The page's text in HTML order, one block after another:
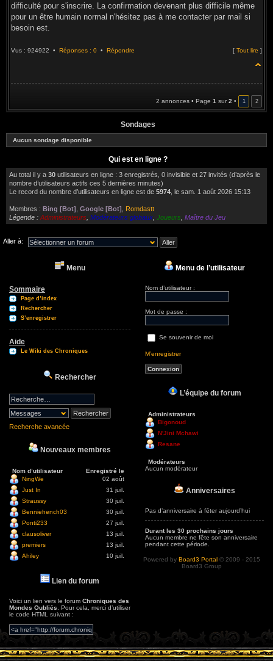
difficulté pour s'inscrire. La confirmation devenant plus difficile même
pour un être humain normal n'hésitez pas à me contacter par mail si
besoin est.
Vus : 924922 • Réponses : 0 • Répondre [ Tout lire ]
2 annonces • Page 1 sur2 • 1 2
Sondages
Aucun sondage disponible
Qui est en ligne ?
Au total il y a 30 utilisateurs en ligne : 3 enregistrés, 0 invisible et 27 invités (d’après le
nombre d’utilisateurs actifs ces 5 dernières minutes)
Le record du nombre d’utilisateurs en ligne est de 5974 , le sam. 1 août 2026 15:13
Membres : Bing [Bot] Google [Bot]
Romdastt
Légende : Administrateurs Modérateurs globaux Joueurs Maître du Jeu
Aller à:
Menu
Sommaire
Page d’index
Rechercher
S’enregistrer
Aide
Le Wiki des Chroniques
Rechercher
Recherche avancée
Nouveaux membres
Nom d’utilisateur
Enregistré le
NingWe
02 août
Just In
31 juil.
Straussy
30 juil.
Benniehench03
30 juil.
Ponti233
27 juil.
clausoliver
13 juil.
premiers
13 juil.
Ahiley
10 juil.
Lien du forum
Voici un lien vers le forum Chroniques des
Mondes Oubliés . Pour cela, merci d’utiliser
le code HTML suivant :
Menu de l’utilisateur
Nom d’utilisateur :
Mot de passe :
Se souvenir de moi
M’enregistrer
L’équipe du forum
Administrateurs
Bigonoud
N'Jini Mchawi
Resane
Modérateurs
Aucun modérateur
Anniversaires
Pas d’anniversaire à fêter aujourd’hui
Durant les 30 prochains jours
Aucun membre ne fête son anniversaire
pendant cette période.
Powered by Board3 Portal © 2009 - 2015
Board3 Group